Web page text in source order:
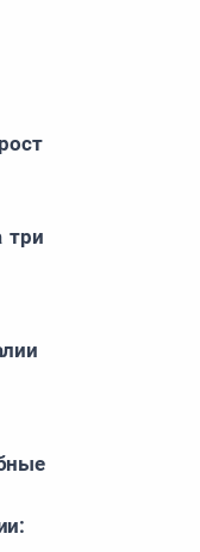
три